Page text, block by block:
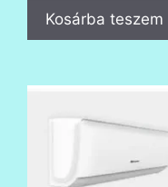
was:
360500 Ft.
Kosárba teszem